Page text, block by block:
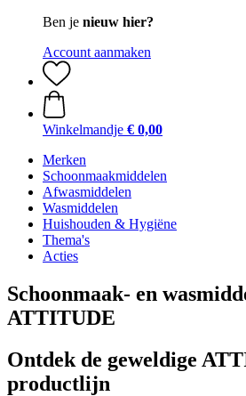
Ben je nieuw hier?
Account aanmaken
Winkelmandje € 0,00
Merken
Schoonmaakmiddelen
Afwasmiddelen
Wasmiddelen
Huishouden & Hygiëne
Thema's
Acties
Schoonmaak- en
ATTITUDE
Ontdek de geweldige
productlijn